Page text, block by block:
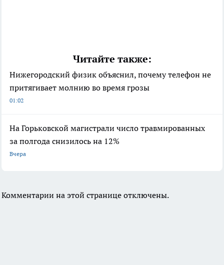
Читайте также:
Нижегородский физик объяснил, почему телефон не
притягивает молнию во время грозы
01:02
На Горьковской магистрали число травмированных
за полгода снизилось на 12%
Вчера
Комментарии на этой странице отключены.